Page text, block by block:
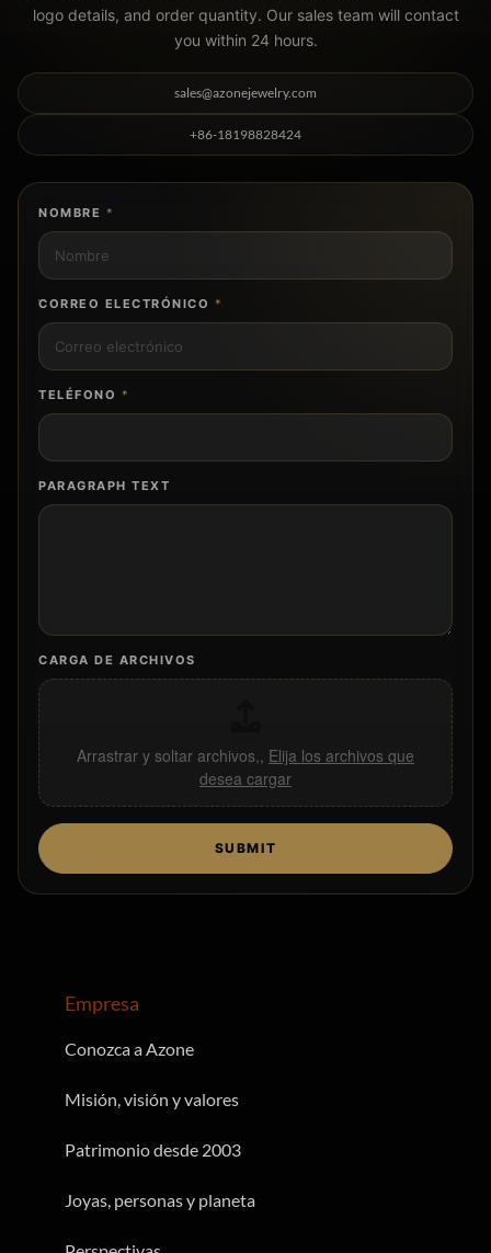
logo details, and order quantity. Our sales team will contact
you within 24 hours.
sales@azonejewelry.com
+86-18198828424
NOMBRE *
CORREO ELECTRÓNICO *
TELÉFONO *
PARAGRAPH TEXT
CARGA DE ARCHIVOS
Arrastrar y soltar archivos,, Elija los archivos que
desea cargar
SUBMIT
Empresa
Conozca a Azone
Misión, visión y valores
Patrimonio desde 2003
Joyas, personas y planeta